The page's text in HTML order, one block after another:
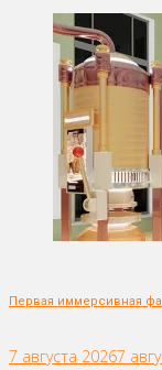
Первая иммерсивная
7 августа 20267